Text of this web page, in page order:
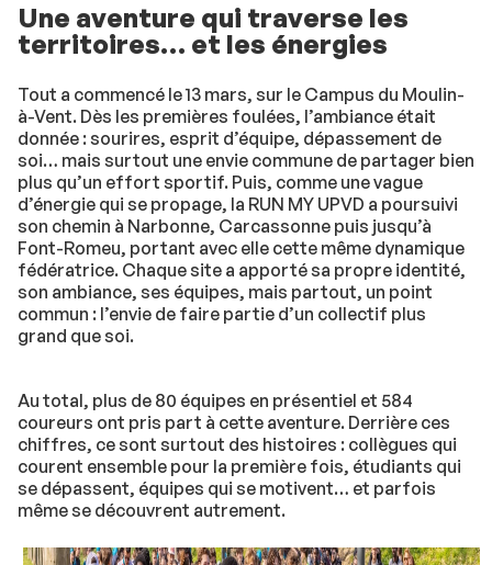
Une aventure qui traverse les
territoires… et les énergies
Tout a commencé le 13 mars, sur le Campus du Moulin-
à-Vent. Dès les premières foulées, l’ambiance était
donnée : sourires, esprit d’équipe, dépassement de
soi… mais surtout une envie commune de partager bien
plus qu’un effort sportif. Puis, comme une vague
d’énergie qui se propage, la RUN MY UPVD a poursuivi
son chemin à Narbonne, Carcassonne puis jusqu’à
Font-Romeu, portant avec elle cette même dynamique
fédératrice. Chaque site a apporté sa propre identité,
son ambiance, ses équipes, mais partout, un point
commun : l’envie de faire partie d’un collectif plus
grand que soi.
Au total, plus de 80 équipes en présentiel et 584
coureurs ont pris part à cette aventure. Derrière ces
chiffres, ce sont surtout des histoires : collègues qui
courent ensemble pour la première fois, étudiants qui
se dépassent, équipes qui se motivent… et parfois
même se découvrent autrement.